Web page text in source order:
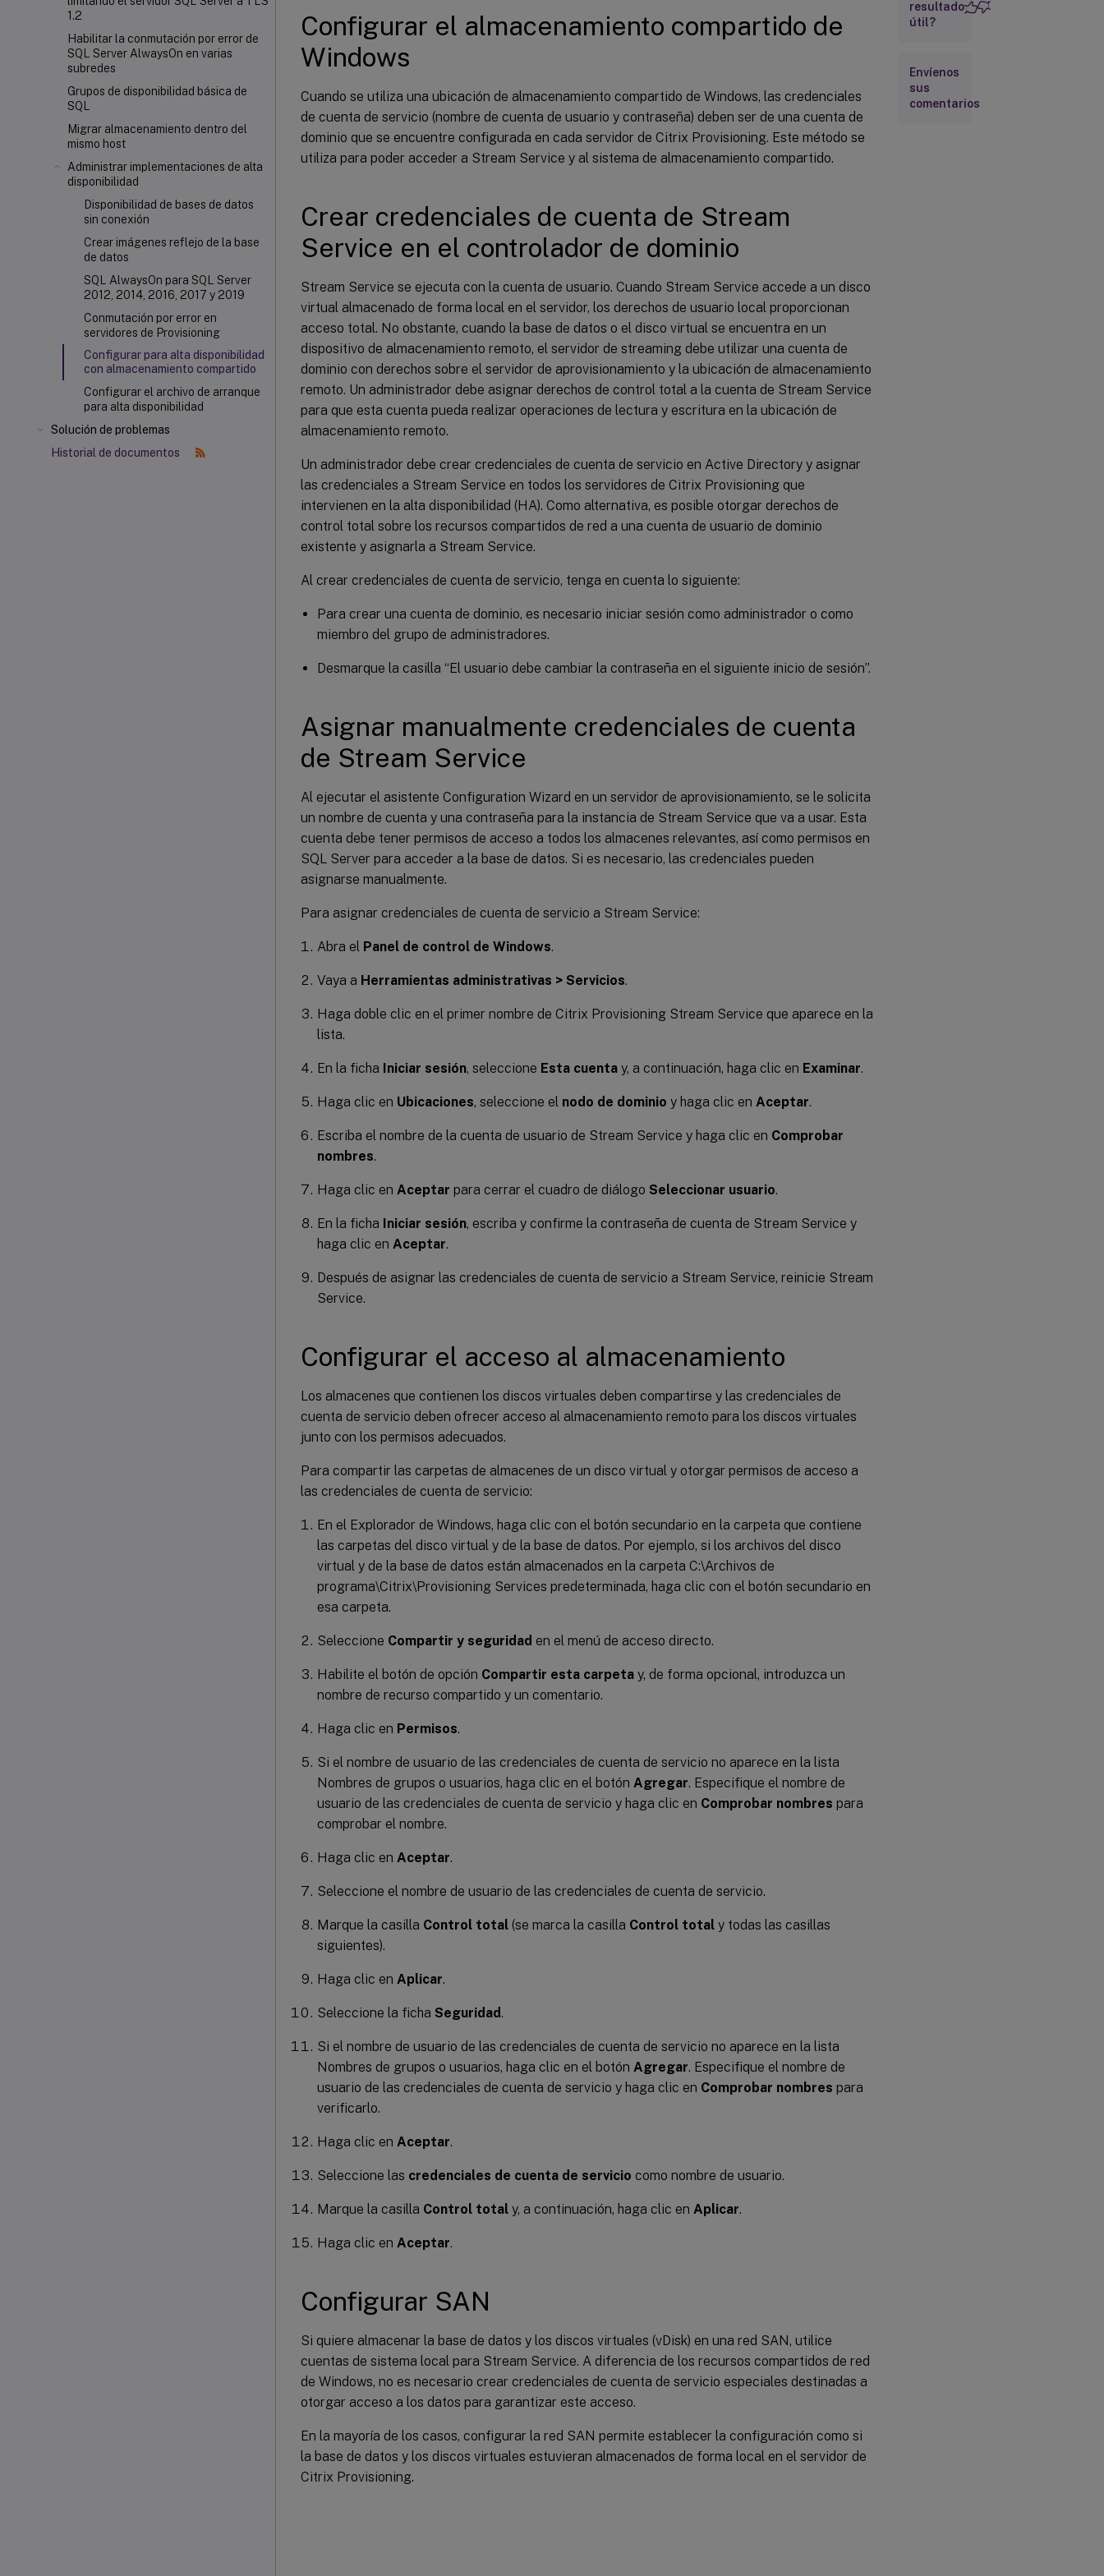
1.2
Habilitar la conmutación por error de
SQL Server AlwaysOn en varias
subredes
Grupos de disponibilidad básica de
SQL
Migrar almacenamiento dentro del
mismo host
Administrar implementaciones de alta
disponibilidad
Disponibilidad de bases de datos
sin conexión
Crear imágenes reflejo de la base
de datos
SQL AlwaysOn para SQL Server
2012, 2014, 2016, 2017 y 2019
Conmutación por error en
servidores de Provisioning
Configurar para alta disponibilidad
con almacenamiento compartido
Configurar el archivo de arranque
para alta disponibilidad
Solución de problemas
Historial de documentos
Configurar el almacenamiento compartido de
Windows
Cuando se utiliza una ubicación de almacenamiento compartido de Windows, las credenciales
de cuenta de servicio (nombre de cuenta de usuario y contraseña) deben ser de una cuenta de
dominio que se encuentre configurada en cada servidor de Citrix Provisioning. Este método se
utiliza para poder acceder a Stream Service y al sistema de almacenamiento compartido.
Crear credenciales de cuenta de Stream
Service en el controlador de dominio
Stream Service se ejecuta con la cuenta de usuario. Cuando Stream Service accede a un disco
virtual almacenado de forma local en el servidor, los derechos de usuario local proporcionan
acceso total. No obstante, cuando la base de datos o el disco virtual se encuentra en un
dispositivo de almacenamiento remoto, el servidor de streaming debe utilizar una cuenta de
dominio con derechos sobre el servidor de aprovisionamiento y la ubicación de almacenamiento
remoto. Un administrador debe asignar derechos de control total a la cuenta de Stream Service
para que esta cuenta pueda realizar operaciones de lectura y escritura en la ubicación de
almacenamiento remoto.
Un administrador debe crear credenciales de cuenta de servicio en Active Directory y asignar
las credenciales a Stream Service en todos los servidores de Citrix Provisioning que
intervienen en la alta disponibilidad (HA). Como alternativa, es posible otorgar derechos de
control total sobre los recursos compartidos de red a una cuenta de usuario de dominio
existente y asignarla a Stream Service.
Al crear credenciales de cuenta de servicio, tenga en cuenta lo siguiente:
Para crear una cuenta de dominio, es necesario iniciar sesión como administrador o como
miembro del grupo de administradores.
Desmarque la casilla “El usuario debe cambiar la contraseña en el siguiente inicio de sesión”.
Asignar manualmente credenciales de cuenta
de Stream Service
Al ejecutar el asistente Configuration Wizard en un servidor de aprovisionamiento, se le solicita
un nombre de cuenta y una contraseña para la instancia de Stream Service que va a usar. Esta
cuenta debe tener permisos de acceso a todos los almacenes relevantes, así como permisos en
SQL Server para acceder a la base de datos. Si es necesario, las credenciales pueden
asignarse manualmente.
Para asignar credenciales de cuenta de servicio a Stream Service:
Abra el Panel de control de Windows.
Vaya a Herramientas administrativas > Servicios.
Haga doble clic en el primer nombre de Citrix Provisioning Stream Service que aparece en la
lista.
En la ficha Iniciar sesión, seleccione Esta cuenta y, a continuación, haga clic en Examinar.
Haga clic en Ubicaciones, seleccione el nodo de dominio y haga clic en Aceptar.
Escriba el nombre de la cuenta de usuario de Stream Service y haga clic en Comprobar
nombres.
Haga clic en Aceptar para cerrar el cuadro de diálogo Seleccionar usuario.
En la ficha Iniciar sesión, escriba y confirme la contraseña de cuenta de Stream Service y
haga clic en Aceptar.
Después de asignar las credenciales de cuenta de servicio a Stream Service, reinicie Stream
Service.
Configurar el acceso al almacenamiento
Los almacenes que contienen los discos virtuales deben compartirse y las credenciales de
cuenta de servicio deben ofrecer acceso al almacenamiento remoto para los discos virtuales
junto con los permisos adecuados.
Para compartir las carpetas de almacenes de un disco virtual y otorgar permisos de acceso a
las credenciales de cuenta de servicio:
En el Explorador de Windows, haga clic con el botón secundario en la carpeta que contiene
las carpetas del disco virtual y de la base de datos. Por ejemplo, si los archivos del disco
virtual y de la base de datos están almacenados en la carpeta C:\Archivos de
programa\Citrix\Provisioning Services predeterminada, haga clic con el botón secundario en
esa carpeta.
Seleccione Compartir y seguridad en el menú de acceso directo.
Habilite el botón de opción Compartir esta carpeta y, de forma opcional, introduzca un
nombre de recurso compartido y un comentario.
Haga clic en Permisos.
Si el nombre de usuario de las credenciales de cuenta de servicio no aparece en la lista
Nombres de grupos o usuarios, haga clic en el botón Agregar. Especifique el nombre de
usuario de las credenciales de cuenta de servicio y haga clic en Comprobar nombres para
comprobar el nombre.
Haga clic en Aceptar.
Seleccione el nombre de usuario de las credenciales de cuenta de servicio.
Marque la casilla Control total (se marca la casilla Control total y todas las casillas
siguientes).
Haga clic en Aplicar.
Seleccione la ficha Seguridad .
Si el nombre de usuario de las credenciales de cuenta de servicio no aparece en la lista
Nombres de grupos o usuarios, haga clic en el botón Agregar. Especifique el nombre de
usuario de las credenciales de cuenta de servicio y haga clic en Comprobar nombres para
verificarlo.
Haga clic en Aceptar.
Seleccione las credenciales de cuenta de servicio como nombre de usuario.
Marque la casilla Control total y, a continuación, haga clic en Aplicar.
Haga clic en Aceptar.
Configurar SAN
Si quiere almacenar la base de datos y los discos virtuales (vDisk) en una red SAN, utilice
cuentas de sistema local para Stream Service. A diferencia de los recursos compartidos de red
de Windows, no es necesario crear credenciales de cuenta de servicio especiales destinadas a
otorgar acceso a los datos para garantizar este acceso.
En la mayoría de los casos, configurar la red SAN permite establecer la configuración como si
la base de datos y los discos virtuales estuvieran almacenados de forma local en el servidor de
Citrix Provisioning.
de cuenta de
Stream
Service
resultado
útil?
Envíenos
sus
comentarios